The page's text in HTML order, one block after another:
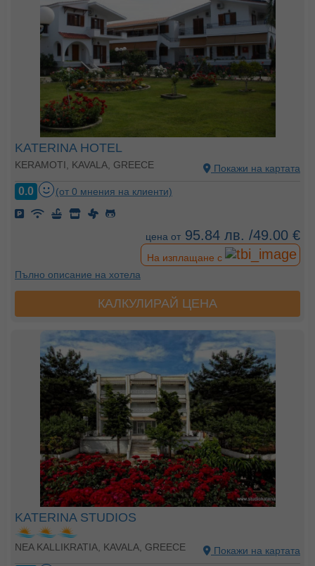
KATERINA HOTEL
KERAMOTI, KAVALA, GREECE Покажи на картата
0.0 (от 0 мнения на клиенти)
цена от 95.84 лв. /49.00 €
На изплащане с
Пълно описание на хотела
КАЛКУЛИРАЙ ЦЕНА
KATERINA STUDIOS
NEA KALLIKRATIA, KAVALA, GREECE Покажи на картата